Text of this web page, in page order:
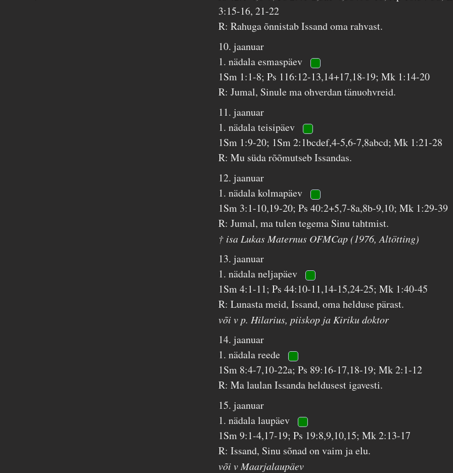
3:15-16, 21-22
R: Rahuga õnnistab Issand oma rahvast.
10. jaanuar
1. nädala esmaspäev
1Sm 1:1-8; Ps 116:12-13,14+17,18-19; Mk 1:14-20
R: Jumal, Sinule ma ohverdan tänuohvreid.
11. jaanuar
1. nädala teisipäev
1Sm 1:9-20; 1Sm 2:1bcdef,4-5,6-7,8abcd; Mk 1:21-28
R: Mu süda rõõmutseb Issandas.
12. jaanuar
1. nädala kolmapäev
1Sm 3:1-10,19-20; Ps 40:2+5,7-8a,8b-9,10; Mk 1:29-39
R: Jumal, ma tulen tegema Sinu tahtmist.
† isa Lukas Maternus OFMCap (1976, Altötting)
13. jaanuar
1. nädala neljapäev
1Sm 4:1-11; Ps 44:10-11,14-15,24-25; Mk 1:40-45
R: Lunasta meid, Issand, oma helduse pärast.
või v p. Hilarius, piiskop ja Kiriku doktor
14. jaanuar
1. nädala reede
1Sm 8:4-7,10-22a; Ps 89:16-17,18-19; Mk 2:1-12
R: Ma laulan Issanda heldusest igavesti.
15. jaanuar
1. nädala laupäev
1Sm 9:1-4,17-19; Ps 19:8,9,10,15; Mk 2:13-17
R: Issand, Sinu sõnad on vaim ja elu.
või v Maarjalaupäev